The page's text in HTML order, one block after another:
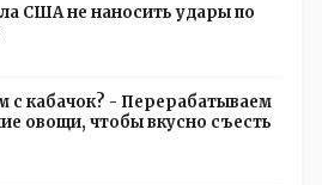
США не наносить удары по
с кабачок? - Перерабатываем
овощи, чтобы вкусно съесть